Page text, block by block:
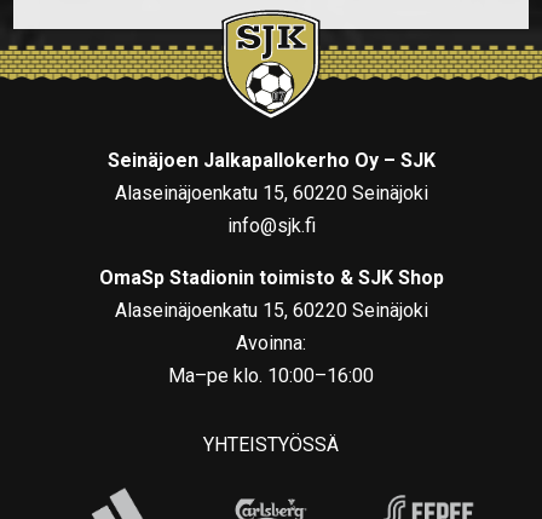
Seinäjoen Jalkapallokerho Oy – SJK
Alaseinäjoenkatu 15, 60220 Seinäjoki
info@sjk.fi
OmaSp Stadionin toimisto & SJK Shop
Alaseinäjoenkatu 15, 60220 Seinäjoki
Avoinna:
Ma–pe klo. 10:00–16:00
YHTEISTYÖSSÄ